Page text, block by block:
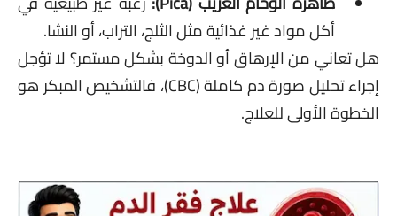
أكل مواد غير غذائية مثل الثلج، التراب، أو النشا.
هل تعاني من الإرهاق أو الدوخة بشكل مستمر؟ لا تؤجل
إجراء تحليل صورة دم كاملة (CBC)، فالتشخيص المبكر هو
الخطوة الأولى للعلاج.